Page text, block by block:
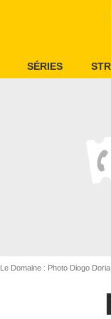
SÉRIES
Le Domaine : Photo Diogo